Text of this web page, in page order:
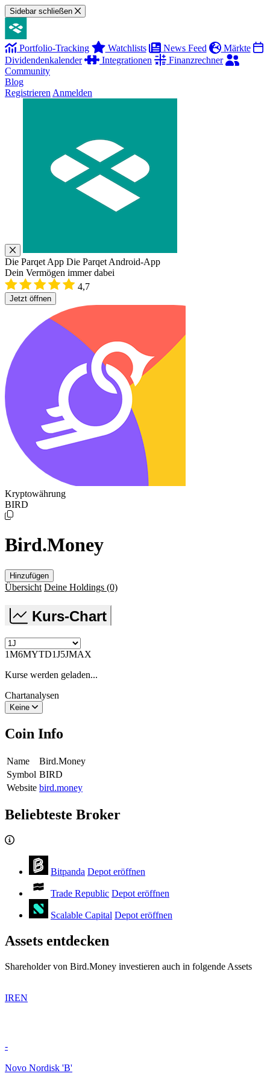
Sidebar schließen
Portfolio-Tracking Watchlists News Feed
Märkte
Dividendenkalender
Integrationen
Finanzrechner
Community
Blog
Registrieren Anmelden
Die Parqet App Die Parqet Android-App
Dein Vermögen immer dabei
4,7
Jetzt öffnen
Kryptowährung
BIRD
Bird.Money
Hinzufügen
Übersicht Deine Holdings (0)
Kurs-Chart
1M6MYTD1J5JMAX
Kurse werden geladen...
Chartanalysen
Keine
Coin Info
Name
Bird.Money
Symbol BIRD
Website bird.money
Beliebteste Broker
Bitpanda Depot eröffnen
Trade Republic Depot eröffnen
Scalable Capital Depot eröffnen
Assets entdecken
Shareholder von Bird.Money investieren auch in folgende Assets
IREN
-
Novo Nordisk 'B'